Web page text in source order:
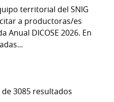
territorial del SNIG
a productoras/es
Anual DICOSE 2026. En
3085 resultados